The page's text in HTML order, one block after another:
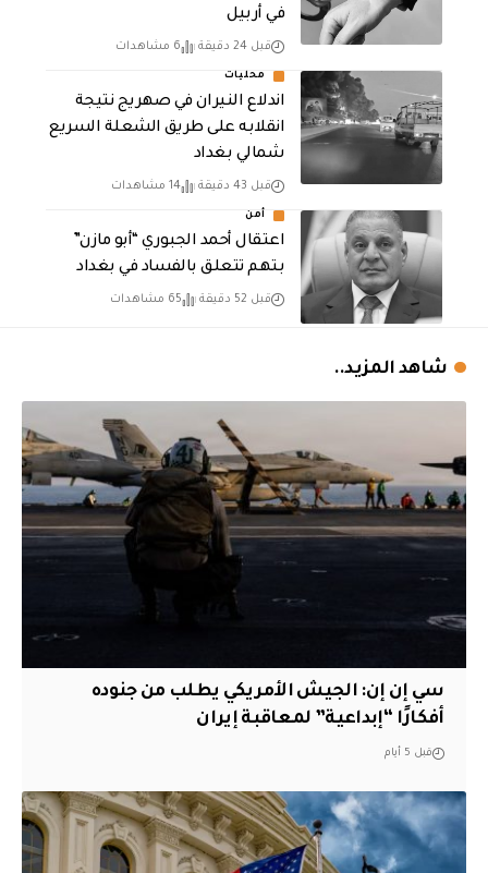
في أربيل
قبل 24 دقيقة 6 مشاهدات
محليات
اندلاع النيران في صهريج نتيجة
انقلابه على طريق الشعلة السريع
شمالي بغداد
قبل 43 دقيقة 14 مشاهدات
أمن
اعتقال أحمد الجبوري “أبو مازن”
بتهم تتعلق بالفساد في بغداد
قبل 52 دقيقة 65 مشاهدات
شاهد المزيد..
سي إن إن: الجيش الأمريكي يطلب من جنوده
أفكارًا “إبداعية” لمعاقبة إيران
قبل 5 أيام